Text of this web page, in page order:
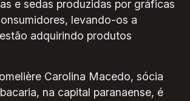
e sedas produzidas por gráficas
levando-os a
adquirindo produtos
Carolina Macedo, sócia
na capital paranaense, é